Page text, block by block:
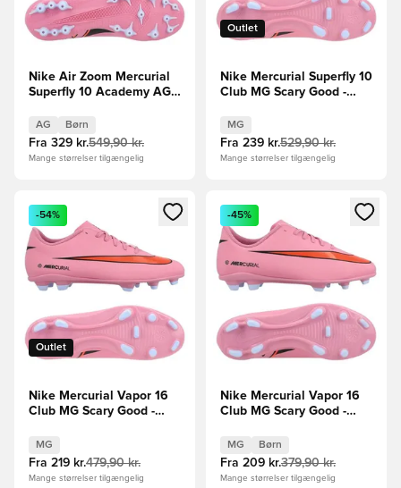
Nike Air Zoom Mercurial
Superfly 10 Academy AG
Pink/Sort/Orange Børn
AG Børn
Fra 329 kr.549,90 kr.
Mange størrelser tilgængelig
Outlet
Nike Mercurial Superfly 10
Club MG Scary Good -
MG
Fra 239 kr.529,90 kr.
Mange størrelser tilgængelig
Åbner en Modal til at logge ind eller tilmelde dig som
Outlet
-54%
Nike Mercurial Vapor 16
Club MG Scary Good -
MG
Fra 219 kr.479,90 kr.
Mange størrelser tilgængelig
Åbner en Modal til at logge
-45%
Nike Mercurial Vapor 16
Club MG Scary Good -
MG Børn
Fra 209 kr.379,90 kr.
Mange størrelser tilgængelig